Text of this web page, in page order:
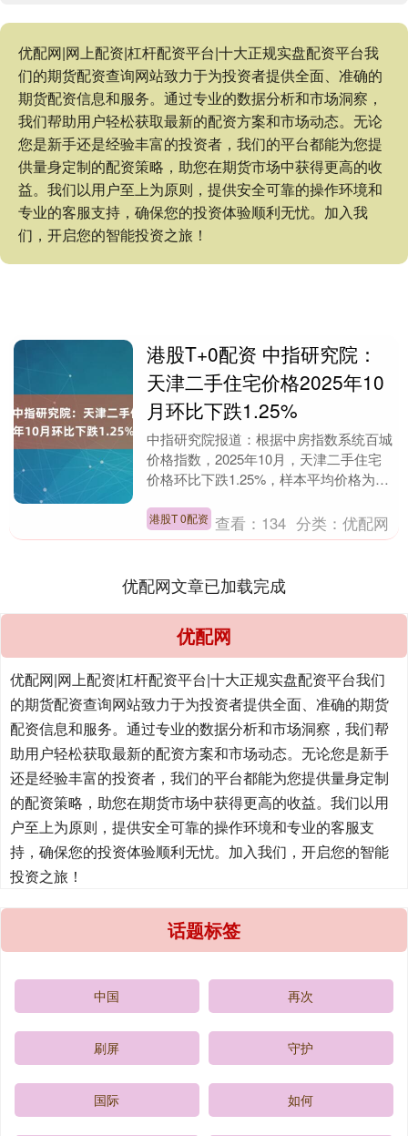
优配网|网上配资|杠杆配资平台|十大正规实盘配资平台我
们的期货配资查询网站致力于为投资者提供全面、准确的
期货配资信息和服务。通过专业的数据分析和市场洞察，
我们帮助用户轻松获取最新的配资方案和市场动态。无论
您是新手还是经验丰富的投资者，我们的平台都能为您提
供量身定制的配资策略，助您在期货市场中获得更高的收
益。我们以用户至上为原则，提供安全可靠的操作环境和
专业的客服支持，确保您的投资体验顺利无忧。加入我
们，开启您的智能投资之旅！
港股T+0配资 中指研究院：
天津二手住宅价格2025年10
月环比下跌1.25%
中指研究院报道：根据中房指数系统百城
价格指数，2025年10月，天津二手住宅
价格环比下跌1.25%，样本平均价格为
16....
港股T 0配资 查看： 134 分类：优配网
优配网文章已加载完成
优配网
优配网|网上配资|杠杆配资平台|十大正规实盘配资平台我们
的期货配资查询网站致力于为投资者提供全面、准确的期货
配资信息和服务。通过专业的数据分析和市场洞察，我们帮
助用户轻松获取最新的配资方案和市场动态。无论您是新手
还是经验丰富的投资者，我们的平台都能为您提供量身定制
的配资策略，助您在期货市场中获得更高的收益。我们以用
户至上为原则，提供安全可靠的操作环境和专业的客服支
持，确保您的投资体验顺利无忧。加入我们，开启您的智能
投资之旅！
话题标签
中国 再次
刷屏 守护
国际 如何